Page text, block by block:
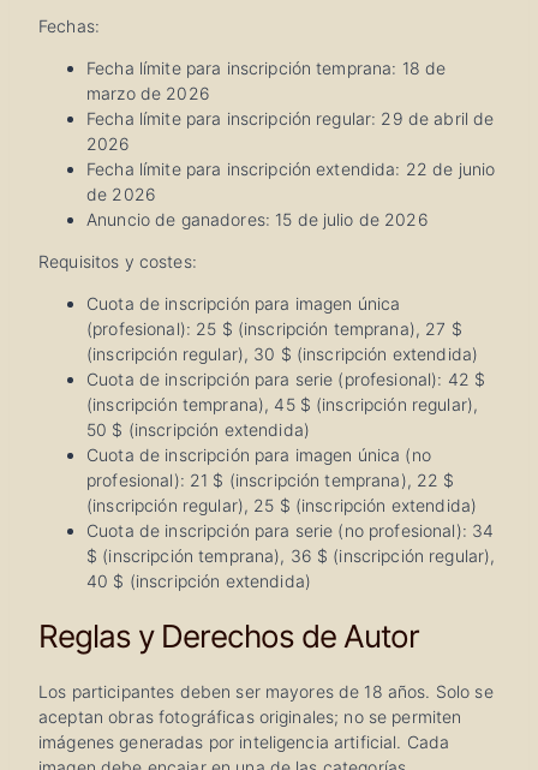
Fechas:
Fecha límite para inscripción temprana: 18 de
marzo de 2026
Fecha límite para inscripción regular: 29 de abril de
2026
Fecha límite para inscripción extendida: 22 de junio
de 2026
Anuncio de ganadores: 15 de julio de 2026
Requisitos y costes:
Cuota de inscripción para imagen única
(profesional): 25 $ (inscripción temprana), 27 $
(inscripción regular), 30 $ (inscripción extendida)
Cuota de inscripción para serie (profesional): 42 $
(inscripción temprana), 45 $ (inscripción regular),
50 $ (inscripción extendida)
Cuota de inscripción para imagen única (no
profesional): 21 $ (inscripción temprana), 22 $
(inscripción regular), 25 $ (inscripción extendida)
Cuota de inscripción para serie (no profesional): 34
$ (inscripción temprana), 36 $ (inscripción regular),
40 $ (inscripción extendida)
Reglas y Derechos de Autor
Los participantes deben ser mayores de 18 años. Solo se
aceptan obras fotográficas originales; no se permiten
imágenes generadas por inteligencia artificial. Cada